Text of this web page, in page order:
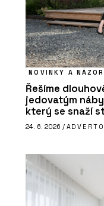
NOVINKY A
Řešíme
jedovatým
který se snaží
24. 6. 2026 /